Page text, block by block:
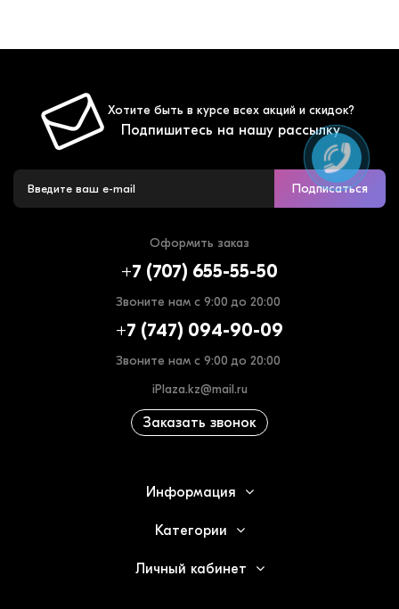
Хотите быть в курсе всех акций и скидок?
Подпишитесь на нашу рассылку
Подписаться
Оформить заказ
+7 (707) 655-55-50
Звоните нам с 9:00 до 20:00
+7 (747) 094-90-09
Звоните нам с 9:00 до 20:00
iPlaza.kz@mail.ru
Заказать звонок
Информация
Категории
Личный кабинет